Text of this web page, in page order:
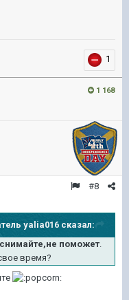
1
1 168
#8
yalia016 сказал:
поможет
время?